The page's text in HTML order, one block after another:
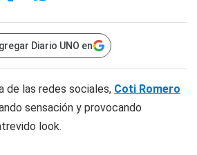
Diario UNO en
de las redes sociales, Coti Romero
sensación y provocando
look.